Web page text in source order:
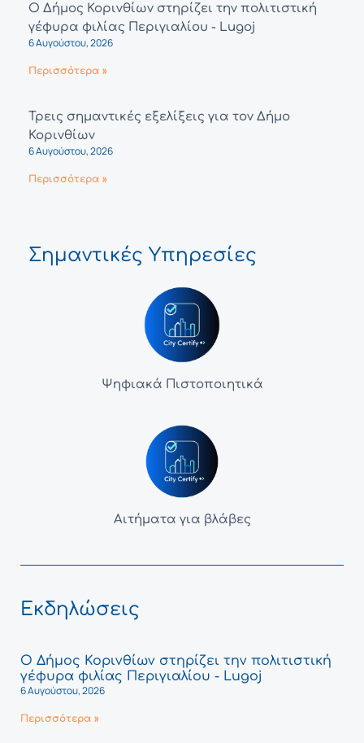
Ο Δήμος Κορινθίων στηρίζει την πολιτιστική
γέφυρα φιλίας Περιγιαλίου - Lugoj
6 Αυγούστου, 2026
Περισσότερα »
Τρεις σημαντικές εξελίξεις για τον Δήμο
Κορινθίων
6 Αυγούστου, 2026
Περισσότερα »
Σημαντικές Υπηρεσίες
Ψηφιακά Πιστοποιητικά
Αιτήματα για βλάβες
Εκδηλώσεις
Ο Δήμος Κορινθίων στηρίζει την πολιτιστική
γέφυρα φιλίας Περιγιαλίου - Lugoj
6 Αυγούστου, 2026
Περισσότερα »